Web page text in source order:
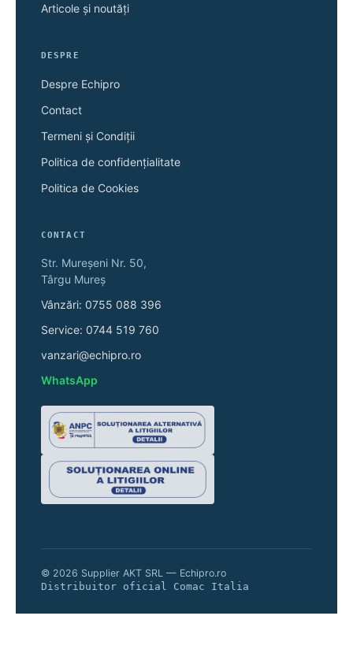
Articole și noutăți
DESPRE
Despre Echipro
Contact
Termeni și Condiții
Politica de confidențialitate
Politica de Cookies
CONTACT
Str. Mureșeni Nr. 50,
Târgu Mureș
Vânzări: 0755 088 396
Service: 0744 519 760
vanzari@echipro.ro
WhatsApp
© 2026 Supplier AKT SRL — Echipro.ro
Distribuitor oficial Comac Italia